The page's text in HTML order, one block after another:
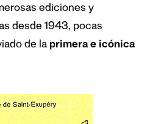
ediciones y
desde 1943, pocas
de la primera e icónica